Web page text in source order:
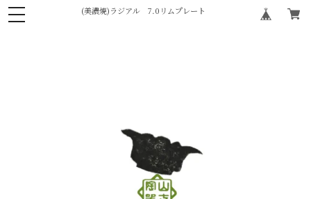
(美濃焼)ラジアル 7.0リムプレート